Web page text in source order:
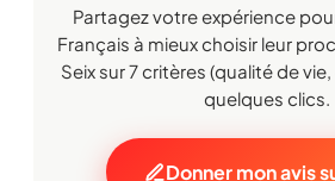
Partagez votre expérience
Français à mieux choisir leur
Seix sur 7 critères (qualité de
quelques clics.
Donner mon avis